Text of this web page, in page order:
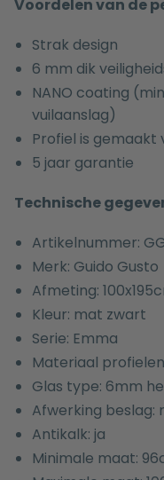
Voordelen van de
Strak design
6 mm dik
NANO coating
vuilaanslag)
Profiel is gemaakt
5 jaar garantie
Technische
Artikelnummer:
Merk: Guido Gusto
Afmeting:
Kleur: mat zwart
Serie: Emma
Materiaal
Glas type: 6mm
Afwerking beslag:
Antikalk: ja
Minimale maat: